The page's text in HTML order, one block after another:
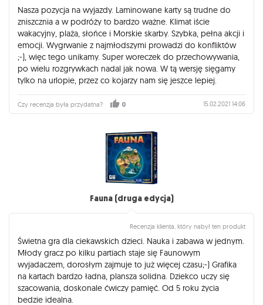
Nasza pozycja na wyjazdy. Laminowane karty są trudne do
zniszcznia a w podróży to bardzo ważne. Klimat iście
wakacyjny, plaża, słońce i Morskie skarby. Szybka, pełna akcji i
emocji. Wygrwanie z najmłodszymi prowadzi do konfliktów
;-), więc tego unikamy. Super woreczek do przechowywania,
po wielu rozgrywkach nadal jak nowa. W tą wersję sięgamy
tylko na urlopie, przez co kojarzy nam się jeszce lepiej.
Czy recenzja była przydatna? 0 15.02.2021 14:06
Fauna (druga edycja)
Recenzja klienta, który nabył ten produkt
Świetna gra dla ciekawskich dzieci. Nauka i zabawa w jednym.
Młody gracz po kilku partiach staje się Faunowym
wyjadaczem, dorosłym zajmuje to już więcej czasu;-) Grafika
na kartach bardzo ładna, plansza solidna. Dziekco uczy się
szacowania, doskonale ćwiczy pamięć. Od 5 roku życia
bedzie idealna.